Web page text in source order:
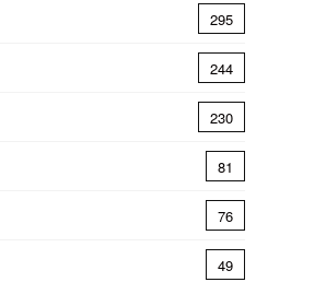
295
244
230
81
76
49